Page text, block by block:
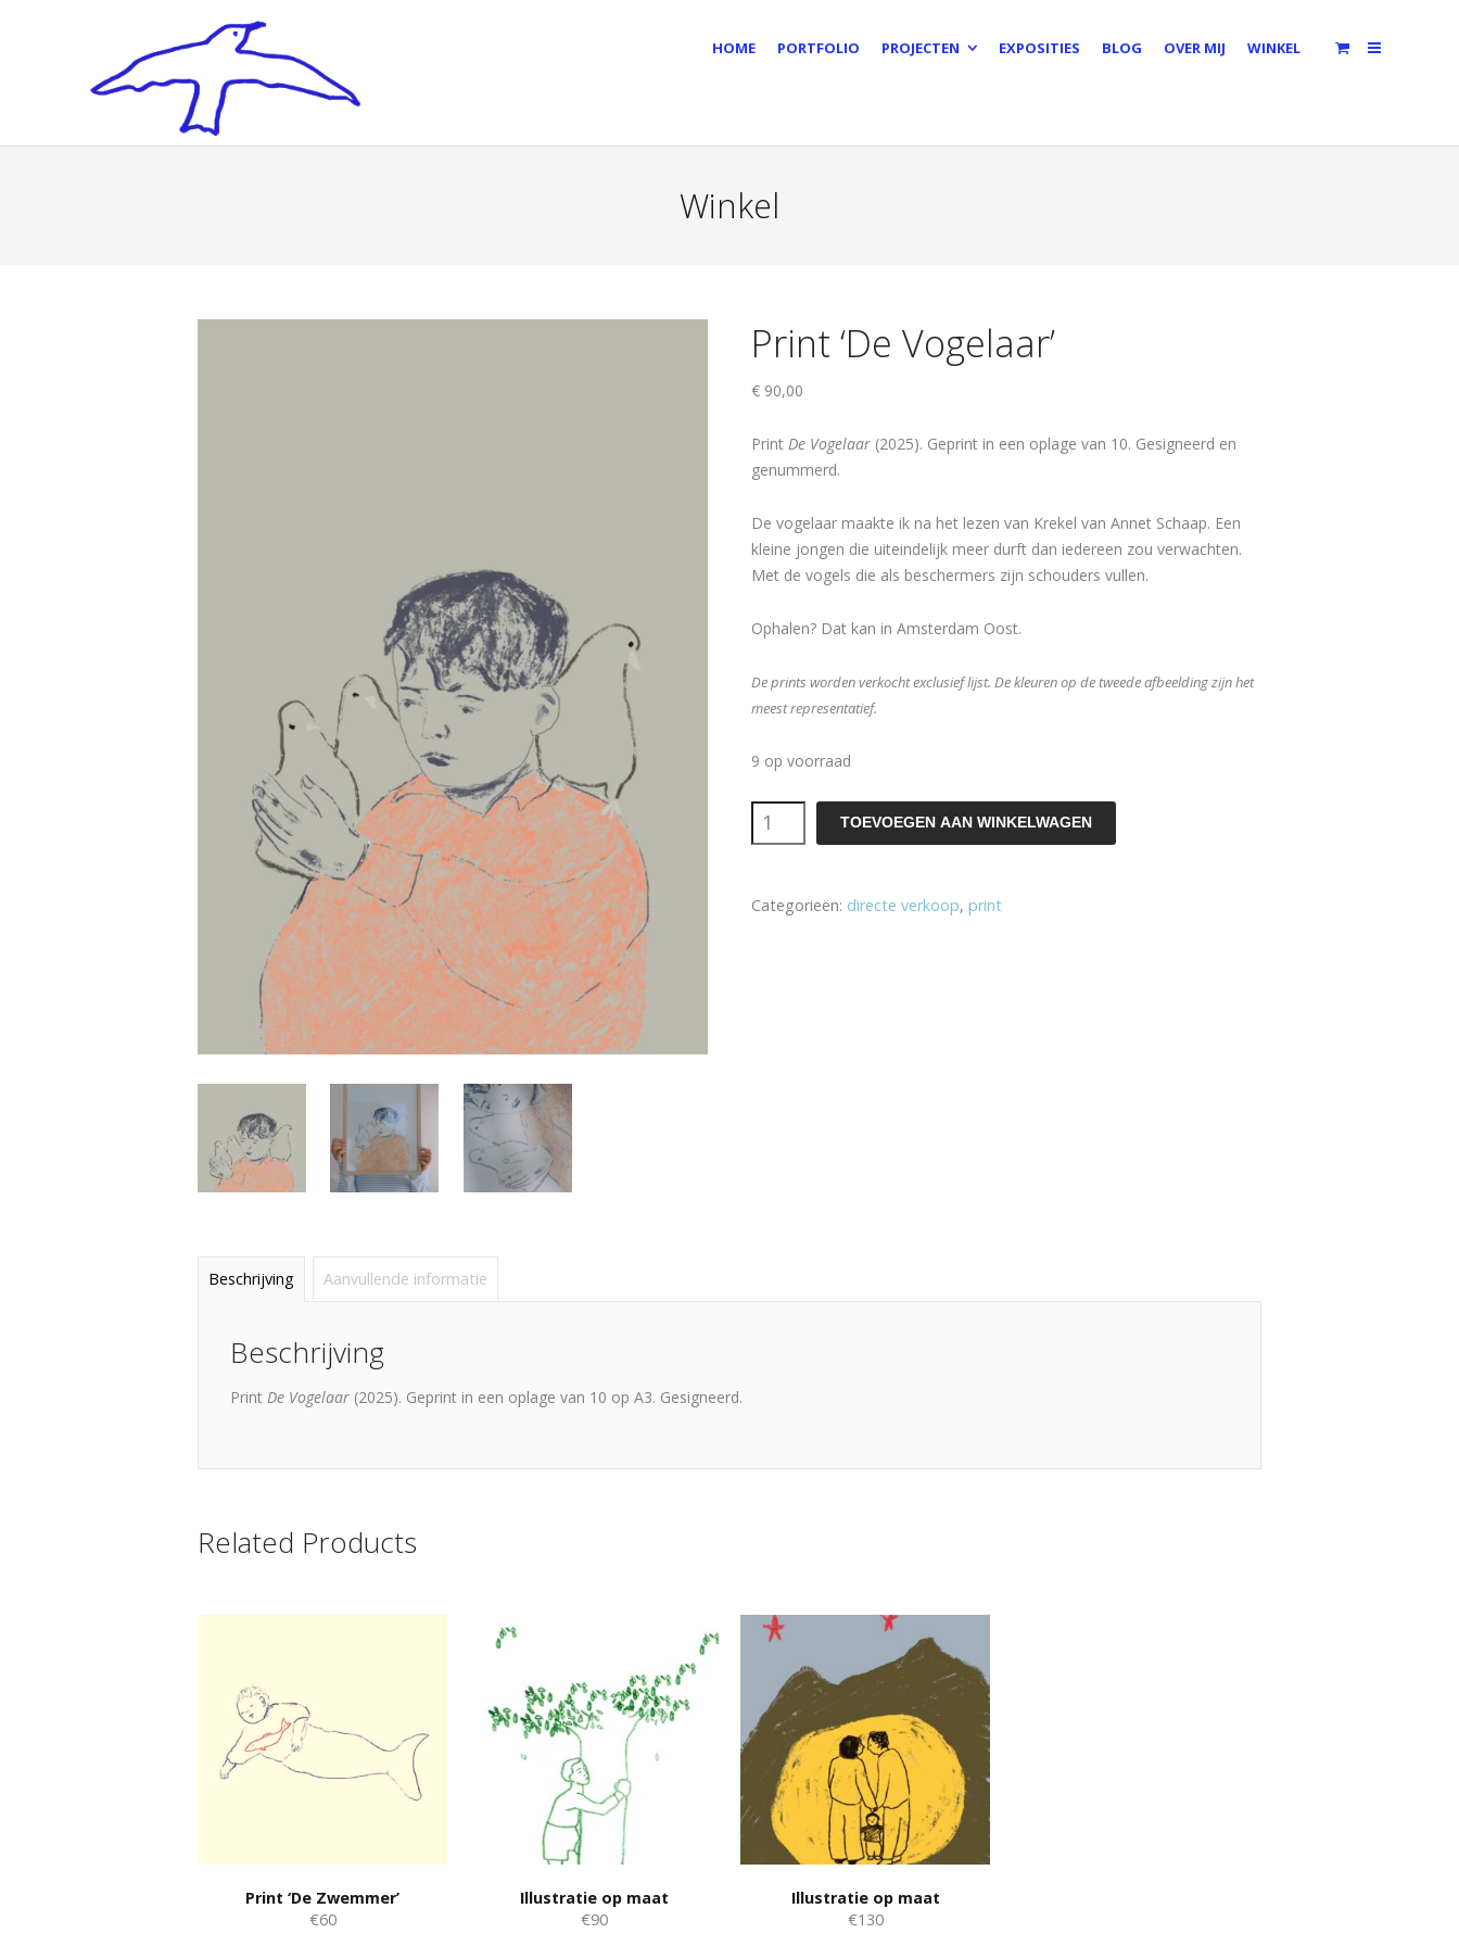
HOME PORTFOLIO PROJECTEN EXPOSITIES BLOG OVER MIJ WINKEL
Winkel
Print ‘De Vogelaar’
€90,00
Print De Vogelaar(2025). Geprint in een oplage van 10. Gesigneerd en
genummerd.
De vogelaar maakte ik na het lezen van Krekel van Annet Schaap. Een
kleine jongen die uiteindelijk meer durft dan iedereen zou verwachten.
Met de vogels die als beschermers zijn schouders vullen.
Ophalen? Dat kan in Amsterdam Oost.
De prints worden verkocht exclusief lijst. De kleuren op de tweede afbeelding zijn het
meest representatief.
9 op voorraad
Print
'De
aantal
TOEVOEGEN AAN WINKELWAGEN
Categorieën: directe verkoop, print
Beschrijving Aanvullende informatie
Beschrijving
Print De Vogelaar (2025). Geprint in een oplage van 10 op A3. Gesigneerd.
Related Products
Print ‘De Zwemmer’
€60
Illustratie op maat
€90
Illustratie op maat
€130